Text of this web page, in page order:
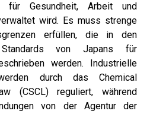
für Gesundheit, Arbeit und
wird. Es muss strenge
erfüllen, die in den
von Japans für
werden. Industrielle
durch das Chemical
(CSCL) reguliert, während
von der Agentur der